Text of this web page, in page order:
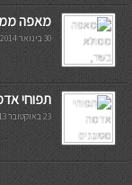
מאפה
30 בינואר 2014
תפוחי
23 באוקטובר 2013
7slots